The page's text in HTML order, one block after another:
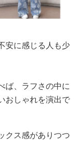
安に感じる人も少
ば、ラフさの中に
おしゃれを演出で
クス感がありつつ